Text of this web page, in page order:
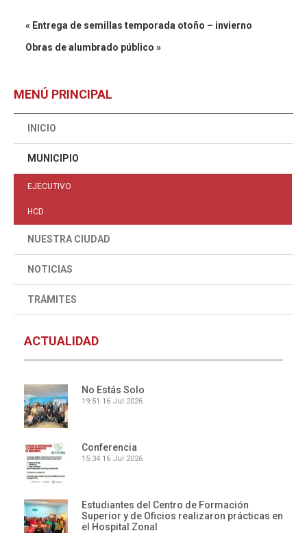
« Entrega de semillas temporada otoño – invierno
Obras de alumbrado público »
MENÚ PRINCIPAL
INICIO
MUNICIPIO
EJECUTIVO
HCD
NUESTRA CIUDAD
NOTICIAS
TRÁMITES
ACTUALIDAD
No Estás Solo
19:51 16 Jul 2026
Conferencia
15:34 16 Jul 2026
Estudiantes del Centro de Formación
Superior y de Oficios realizaron prácticas en
el Hospital Zonal